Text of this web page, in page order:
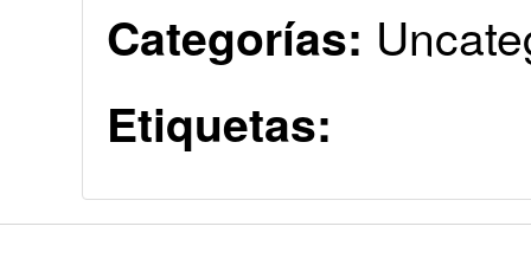
Categorías:
Etiquetas: